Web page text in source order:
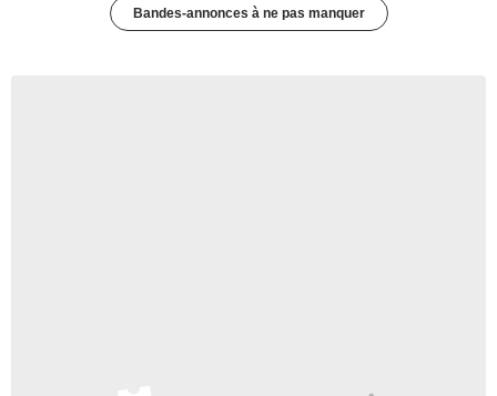
Bandes-annonces à ne pas manquer